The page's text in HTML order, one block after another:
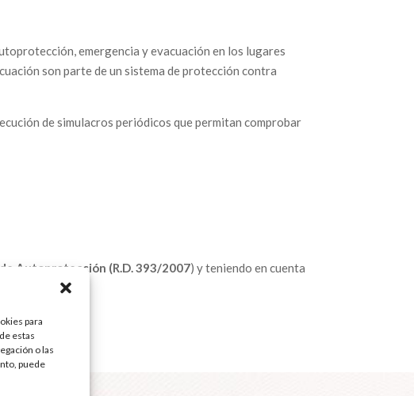
para
estas
o las
puede
emergencia y evacuación en los lugares
son parte de un sistema de protección contra
de simulacros periódicos que permitan comprobar
Autoprotección (R.D. 393/2007) y teniendo en cuenta